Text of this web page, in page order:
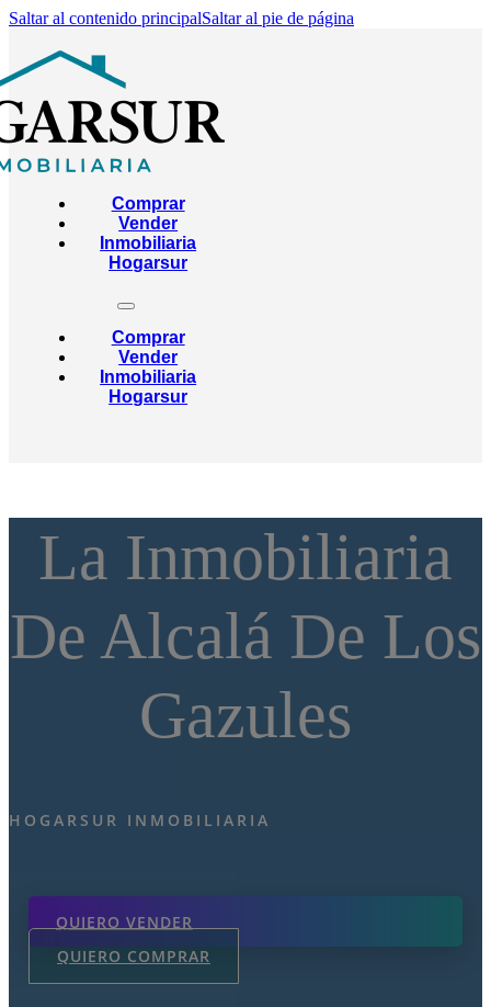
Saltar al contenido principalSaltar al pie de página
Comprar
Vender
Inmobiliaria
Hogarsur
Comprar
Vender
Inmobiliaria
Hogarsur
La Inmobiliaria
De Alcalá De Los
Gazules
HOGARSUR INMOBILIARIA
QUIERO VENDER
QUIERO COMPRAR